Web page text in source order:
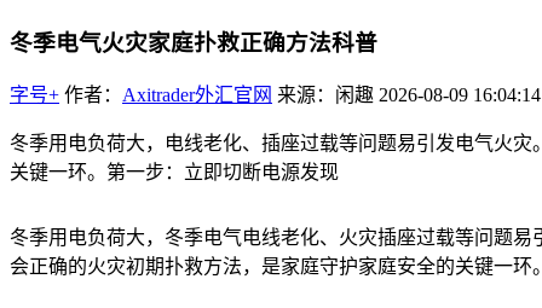
冬季电气火灾家庭扑救正确方法科普
字号+ 作者： Axitrader外汇官网 来源：闲趣 2026-08-09 16:04:14
冬季用电负荷大，电线老化、插座过载等问题易引发电气火
关键一环。第一步：立即切断电源发现
冬季用电负荷大，冬季电气电线老化、火灾插座过载等问题易
会正确的火灾初期扑救方法，是家庭守护家庭安全的关键一环。